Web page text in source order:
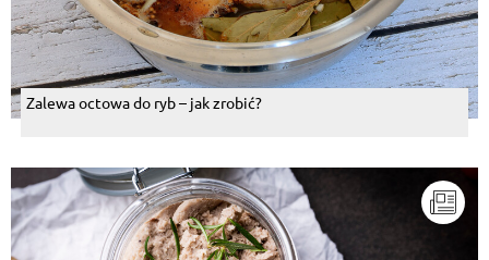
Zalewa octowa do ryb – jak zrobić?